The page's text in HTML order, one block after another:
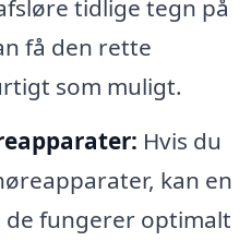
tidlige tegn på
få den rette
som muligt.
Hvis du
kan en
fungerer optimalt